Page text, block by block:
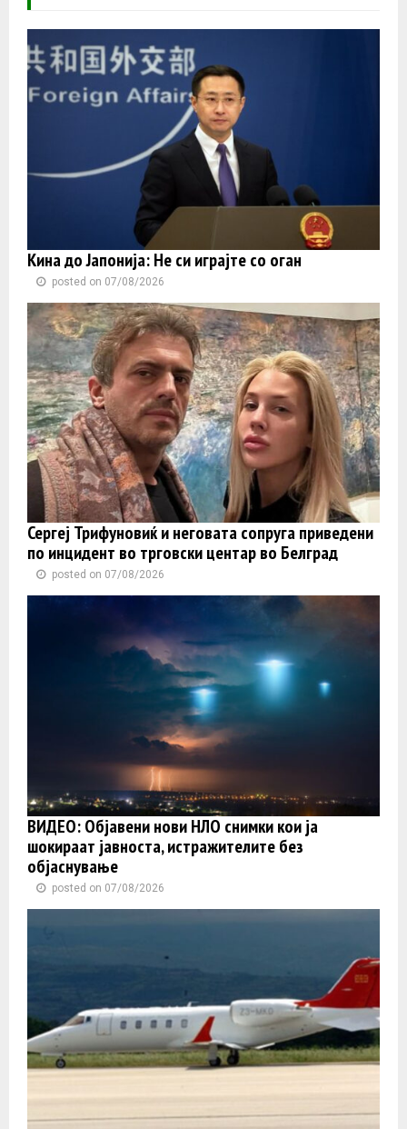
Кина до Јапонија: Не си играјте со оган
posted on 07/08/2026
Сергеј Трифуновиќ и неговата сопруга приведени
по инцидент во трговски центар во Белград
posted on 07/08/2026
ВИДЕО: Објавени нови НЛО снимки кои ја
шокираат јавноста, истражителите без
објаснување
posted on 07/08/2026